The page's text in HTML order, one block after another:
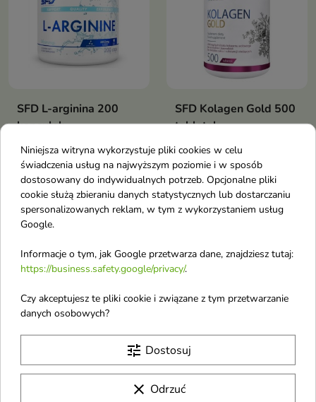
SFD L-arginina 200
kapsułek
SFD Kolagen Gold 500
tabletek
favorite_border
SFD Guarana Caffeine
90 tabletek
180 tabletek
favorite_border
Niniejsza witryna wykorzystuje pliki cookies w celu
świadczenia usług na najwyższym poziomie i w sposób
dostosowany do indywidualnych potrzeb. Opcjonalne pliki
cookie służą zbieraniu danych statystycznych lub dostarczaniu
spersonalizowanych reklam, w tym z wykorzystaniem usług
Google.
Informacje o tym, jak Google przetwarza dane, znajdziesz tutaj:
https://business.safety.google/privacy/.
Czy akceptujesz te pliki cookie i związane z tym przetwarzanie
danych osobowych?
tune Dostosuj
clear Odrzuć